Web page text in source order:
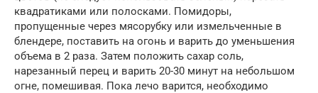
квадратиками или полосками. Помидоры,
пропущенные через мясорубку или измельченные в
блендере, поставить на огонь и варить до уменьшения
объема в 2 раза. Затем положить сахар соль,
нарезанный перец и варить 20-30 минут на небольшом
огне, помешивая. Пока лечо варится, необходимо